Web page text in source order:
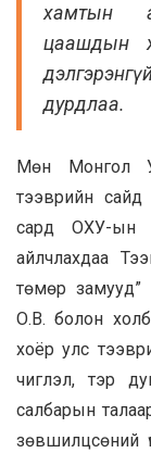
хамтын
цаашдын
дурдлаа.
Мөн Монгол
тээврийн
сард ОХУ-ын
айлчлахдаа
төмөр замууд”
О.В. болон
хоёр улс
чиглэл, тэр
салбарын
зөвшилцсөний